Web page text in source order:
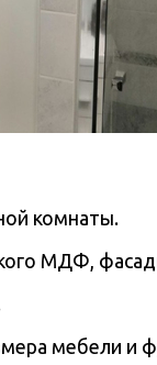
комнаты.
МДФ,
мебели и